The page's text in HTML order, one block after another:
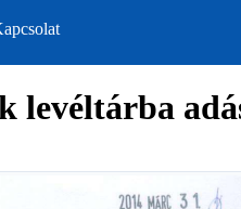
levéltárba